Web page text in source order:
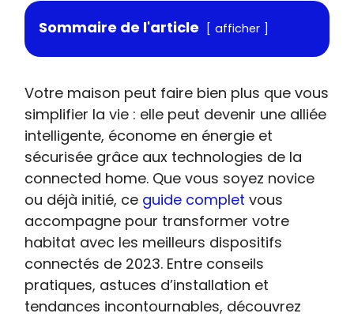
Sommaire de l'article afficher
Votre maison peut faire bien plus que vous
simplifier la vie : elle peut devenir une alliée
intelligente, économe en énergie et
sécurisée grâce aux technologies de la
connected home. Que vous soyez novice
ou déjà initié, ce guide complet vous
accompagne pour transformer votre
habitat avec les meilleurs dispositifs
connectés de 2023. Entre conseils
pratiques, astuces d’installation et
tendances incontournables, découvrez